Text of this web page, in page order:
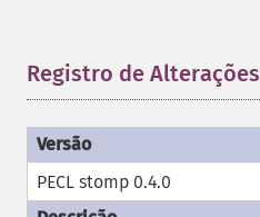
Registro de Alterações
PECL stomp 0.4.0